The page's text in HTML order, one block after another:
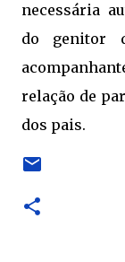
necessária
do genitor
relação de
dos